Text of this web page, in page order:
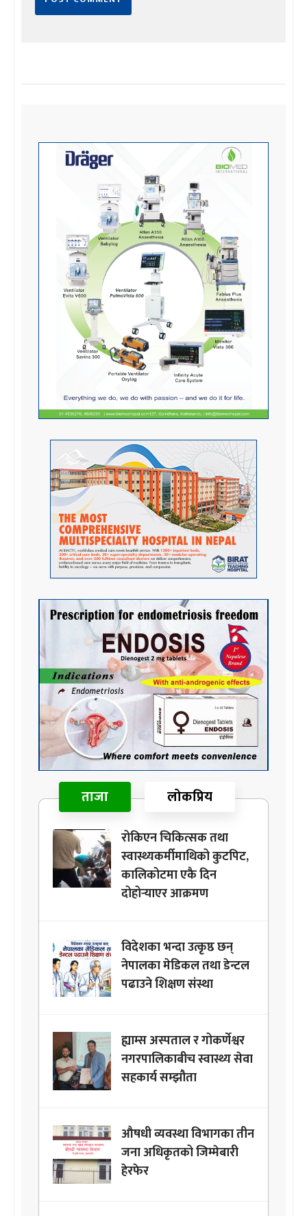
ताजा लोकप्रिय
रोकिएन चिकित्सक तथा
स्वास्थ्यकर्मीमाथिको कुटपिट,
कालिकोटमा एकै दिन
दोहोर्‍याएर आक्रमण
विदेशका भन्दा उत्कृष्ठ छन्
नेपालका मेडिकल तथा डेन्टल
पढाउने शिक्षण संस्था
ह्याम्स अस्पताल र गोकर्णेश्वर
नगरपालिकाबीच स्वास्थ्य सेवा
सहकार्य सम्झौता
औषधी व्यवस्था विभागका तीन
जना अधिकृतको जिम्मेबारी
हेरफेर